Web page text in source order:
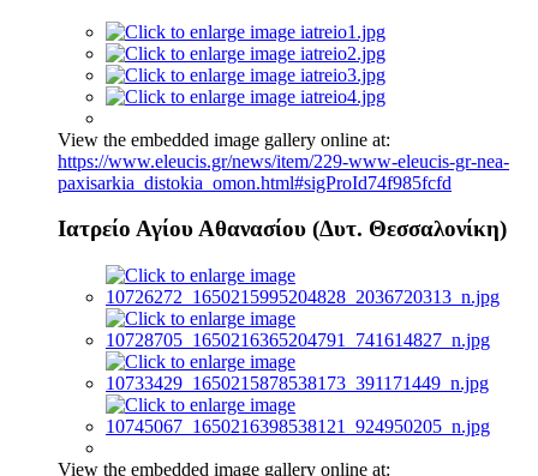
View the embedded image gallery online at:
https://www.eleucis.gr/news/item/229-www-eleucis-gr-nea-
paxisarkia_distokia_omon.html#sigProId74f985fcfd
Ιατρείο Αγίου Αθανασίου (Δυτ. Θεσσαλονίκη)
View the embedded image gallery online at: